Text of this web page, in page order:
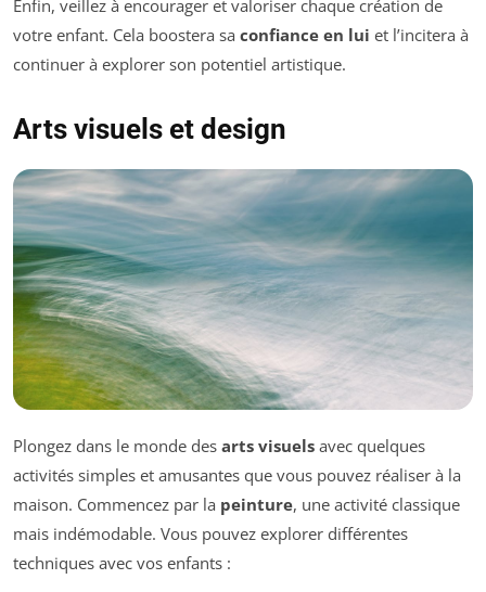
Enfin, veillez à encourager et valoriser chaque création de
votre enfant. Cela boostera sa confiance en lui et l’incitera à
continuer à explorer son potentiel artistique.
Arts visuels et design
Plongez dans le monde des arts visuels avec quelques
activités simples et amusantes que vous pouvez réaliser à la
maison. Commencez par la peinture, une activité classique
mais indémodable. Vous pouvez explorer différentes
techniques avec vos enfants :